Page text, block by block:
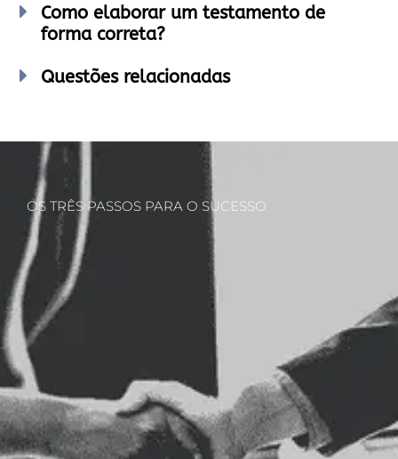
Como elaborar um testamento de
forma correta?
Questões relacionadas
OS TRÊS PASSOS PARA O SUCESSO